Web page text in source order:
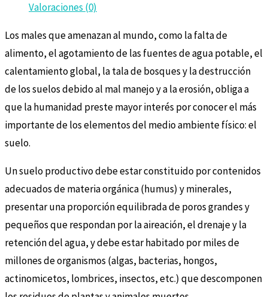
Valoraciones (0)
Los males que amenazan al mundo, como la falta de
alimento, el agotamiento de las fuentes de agua potable, el
calentamiento global, la tala de bosques y la destrucción
de los suelos debido al mal manejo y a la erosión, obliga a
que la humanidad preste mayor interés por conocer el más
importante de los elementos del medio ambiente físico: el
suelo.
Un suelo productivo debe estar constituido por contenidos
adecuados de materia orgánica (humus) y minerales,
presentar una proporción equilibrada de poros grandes y
pequeños que respondan por la aireación, el drenaje y la
retención del agua, y debe estar habitado por miles de
millones de organismos (algas, bacterias, hongos,
actinomicetos, lombrices, insectos, etc.) que descomponen